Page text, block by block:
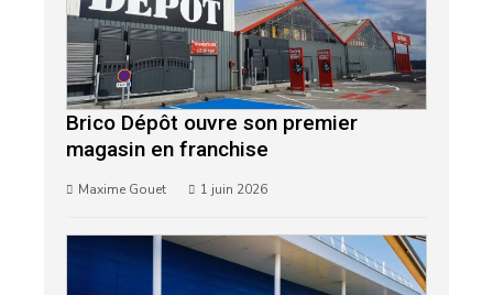
Brico Dépôt ouvre son premier
magasin en franchise
Maxime Gouet 1 juin 2026